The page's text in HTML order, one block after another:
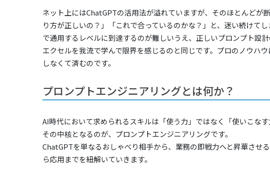
ネット上にはChatGPTの活用法が溢れていますが、そのほとんどが
り方が正しいの？」「これで合っているのかな？」と、迷い続けて
で通用するレベルに到達するのが難しいうえ、正しいプロンプト設
エクセルを我流で学んで限界を感じるのと同じです。プロのノウハ
しなくて済むのです。
プロンプトエンジニアリングとは何か？
AI時代において求められるスキルは「使う力」ではなく「使いこなす
その中核となるのが、プロンプトエンジニアリングです。
ChatGPTを単なるおしゃべり相手から、業務の即戦力へと昇華させ
ら応用までを紐解いていきます。